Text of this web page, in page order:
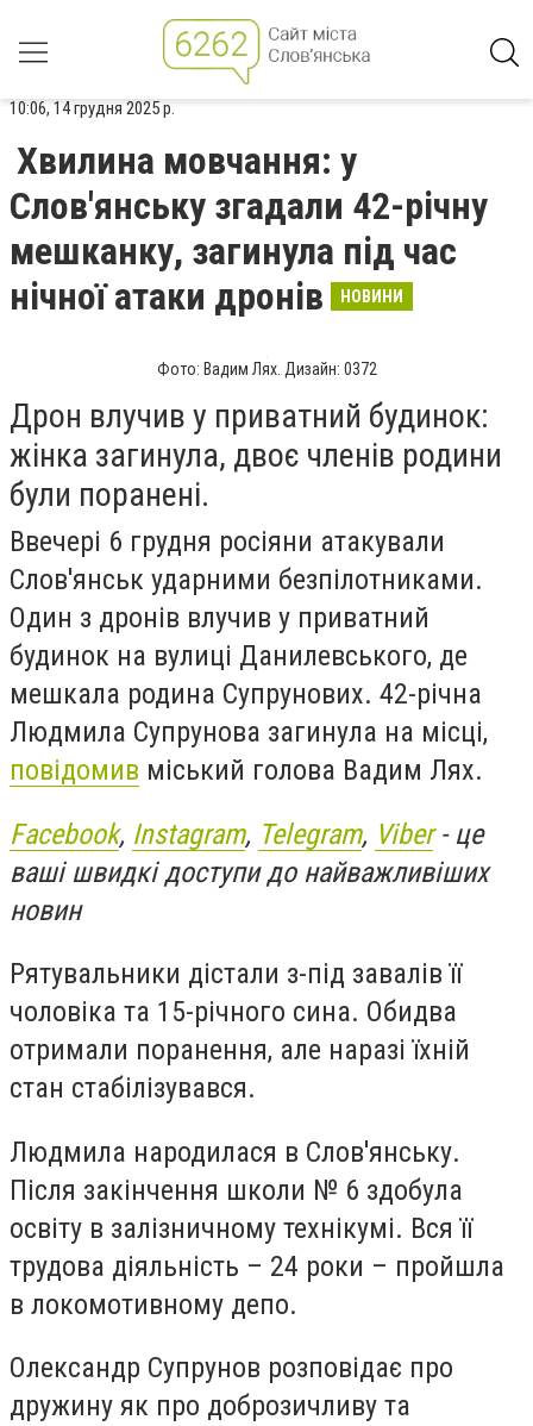
10:06, 14 грудня 2025 р.
Хвилина мовчання: у
Слов'янську згадали 42-річну
мешканку, загинула під час
нічної атаки дронів
НОВИНИ
Фото: Вадим Лях. Дизайн: 0372
Дрон влучив у приватний будинок:
жінка загинула, двоє членів родини
були поранені.
Ввечері 6 грудня росіяни атакували
Слов'янськ ударними безпілотниками.
Один з дронів влучив у приватний
будинок на вулиці Данилевського, де
мешкала родина Супрунових. 42-річна
Людмила Супрунова загинула на місці,
повідомив міський голова Вадим Лях.
Facebook, Instagram, Telegram, Viber- це
ваші швидкі доступи до найважливіших
новин
Рятувальники дістали з-під завалів її
чоловіка та 15-річного сина. Обидва
отримали поранення, але наразі їхній
стан стабілізувався.
Людмила народилася в Слов'янську.
Після закінчення школи № 6 здобула
освіту в залізничному технікумі. Вся її
трудова діяльність – 24 роки – пройшла
в локомотивному депо.
Олександр Супрунов розповідає про
дружину як про доброзичливу та